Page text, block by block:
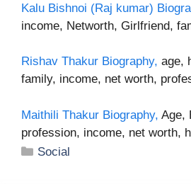
Kalu Bishnoi (Raj kumar)
income, Networth, Girlfriend,
Rishav Thakur Biography, age,
family, income, net worth,
Maithili Thakur Biography, Age,
profession, income, net worth,
Categories
Social